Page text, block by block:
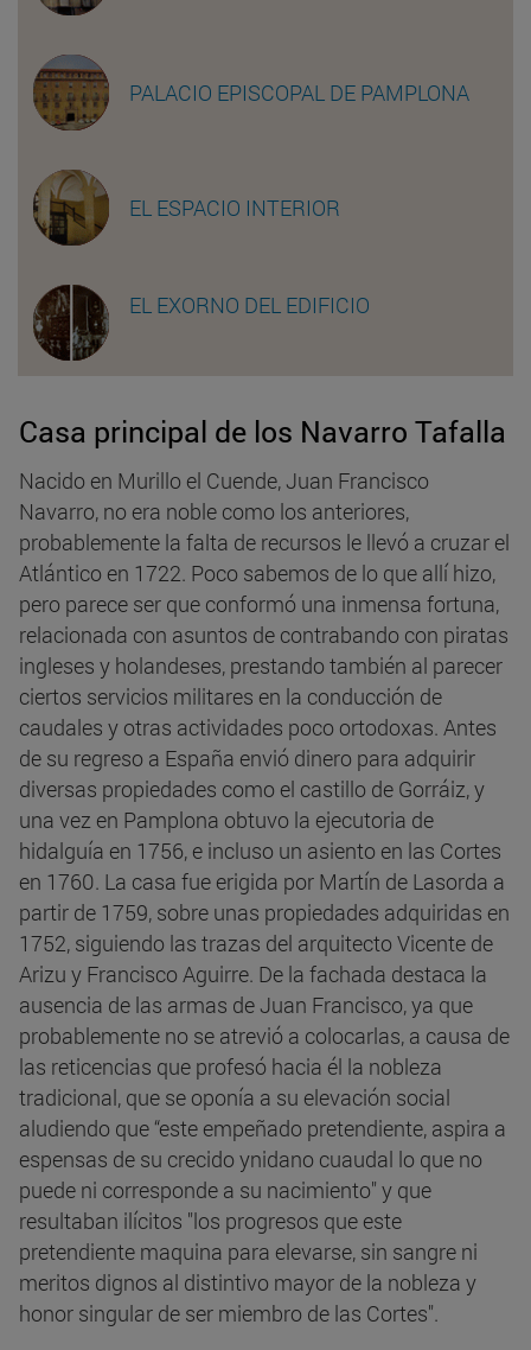
PALACIO EPISCOPAL DE PAMPLONA
EL ESPACIO INTERIOR
EL EXORNO DEL EDIFICIO
Casa principal de los Navarro Tafalla
Nacido en Murillo el Cuende, Juan Francisco
Navarro, no era noble como los anteriores,
probablemente la falta de recursos le llevó a cruzar el
Atlántico en 1722. Poco sabemos de lo que allí hizo,
pero parece ser que conformó una inmensa fortuna,
relacionada con asuntos de contrabando con piratas
ingleses y holandeses, prestando también al parecer
ciertos servicios militares en la conducción de
caudales y otras actividades poco ortodoxas. Antes
de su regreso a España envió dinero para adquirir
diversas propiedades como el castillo de Gorráiz, y
una vez en Pamplona obtuvo la ejecutoria de
hidalguía en 1756, e incluso un asiento en las Cortes
en 1760. La casa fue erigida por Martín de Lasorda a
partir de 1759, sobre unas propiedades adquiridas en
1752, siguiendo las trazas del arquitecto Vicente de
Arizu y Francisco Aguirre. De la fachada destaca la
ausencia de las armas de Juan Francisco, ya que
probablemente no se atrevió a colocarlas, a causa de
las reticencias que profesó hacia él la nobleza
tradicional, que se oponía a su elevación social
aludiendo que “este empeñado pretendiente, aspira a
espensas de su crecido ynidano cuaudal lo que no
puede ni corresponde a su nacimiento" y que
resultaban ilícitos "los progresos que este
pretendiente maquina para elevarse, sin sangre ni
meritos dignos al distintivo mayor de la nobleza y
honor singular de ser miembro de las Cortes".